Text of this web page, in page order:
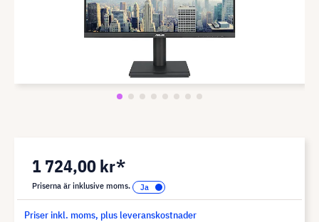
1 724,00 kr*
Priserna är inklusive moms.
Priser inkl. moms, plus leveranskostnader